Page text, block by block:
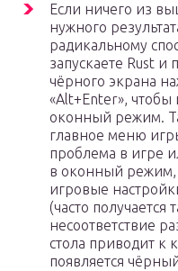
Если ничего из
нужного
радикальному
запускаете Rust и
чёрного экрана
«Alt+Enter», чтобы
оконный режим.
главное меню
проблема в игре
в оконный режим,
игровые
(часто получается
несоответствие
стола приводит к
появляется